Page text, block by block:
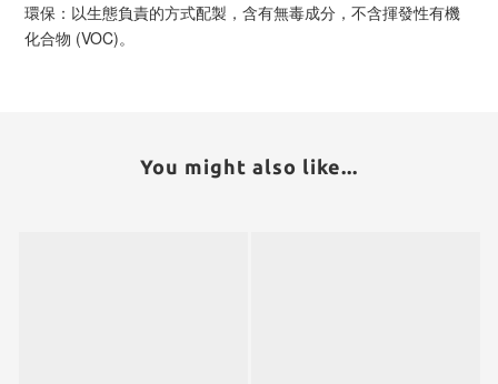
環保：以生態負責的方式配製，含有無毒成分，不含揮發性有機
化合物 (VOC)。
You might also like...